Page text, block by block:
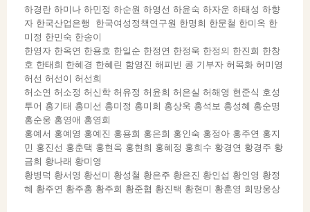
하경란 하미나 하민정 하순원 하영선 하윤숙 하자운 하태성 하향
자 한국산업은행 한국여성정책연구원 한명희 한문철 한미옥 한
미정 한민숙 한송이
한영자 한옥연 한용호 한일순 한정연 한정욱 한정의 한진희 한창
호 한태희 한혜경 한혜린 함영진 해피빈 콩 기부자 허목화 허미영
허선 허선이 허선희
허소연 허소정 허신학 허유정 허윤희 허은실 허해영 현준식 호성
투어 홍기태 홍미선 홍미정 홍미희 홍상욱 홍석보 홍성혜 홍순명
홍순웅 홍영애 홍영희
홍예서 홍예영 홍예진 홍용희 홍은희 홍인숙 홍정아 홍주연 홍지
민 홍진선 홍춘택 홍현옥 홍현희 홍혜정 홍희수 황경연 황경주 황
금희 황나래 황미영
황병덕 황서영 황선미 황성철 황은주 황은진 황인섭 황인영 황정
혜 황주연 황주홍 황주희 황준협 황진택 황현미 황훈영 희망웅상